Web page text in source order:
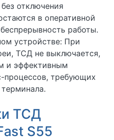
отключения
в оперативной
работы.
устройстве: При
ТСД не выключается,
и эффективным
процессов, требующих
ТСД
S55